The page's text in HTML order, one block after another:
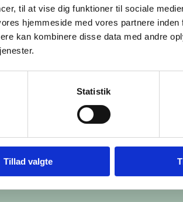
til at vise dig funktioner til sociale
hjemmeside med vores partnere inden
kan kombinere disse data med andre
Statistik
Tillad valgte
Hvad kan vi så lærer af
udviklingen er ikke
Men når sproget
mellem mennesker.
tilstand af mistillid er
man sige fra,
Jeg holder vejret og